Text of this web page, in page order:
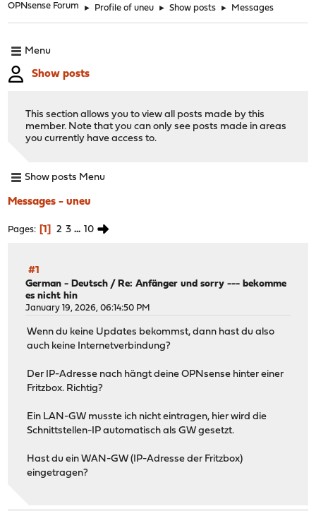
OPNsense Forum ► Profile of uneu ► Show posts ► Messages
Menu
Show posts
This section allows you to view all posts made by this
member. Note that you can only see posts made in areas
you currently have access to.
Show posts Menu
Messages - uneu
Pages 1 2 3 ... 10
#1
German - Deutsch / Re: Anfänger und sorry --- bekomme
es nicht hin
January 19, 2026, 06:14:50 PM
Wenn du keine Updates bekommst, dann hast du also
auch keine Internetverbindung?
Der IP-Adresse nach hängt deine OPNsense hinter einer
Fritzbox. Richtig?
Ein LAN-GW musste ich nicht eintragen, hier wird die
Schnittstellen-IP automatisch als GW gesetzt.
Hast du ein WAN-GW (IP-Adresse der Fritzbox)
eingetragen?